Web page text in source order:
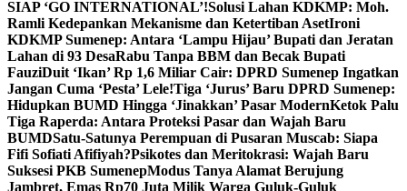
SIAP ‘GO INTERNATIONAL’!Solusi Lahan KDKMP: Moh.
Ramli Kedepankan Mekanisme dan Ketertiban AsetIroni
KDKMP Sumenep: Antara ‘Lampu Hijau’ Bupati dan Jeratan
Lahan di 93 DesaRabu Tanpa BBM dan Becak Bupati
FauziDuit ‘Ikan’ Rp 1,6 Miliar Cair: DPRD Sumenep Ingatkan
Jangan Cuma ‘Pesta’ Lele!Tiga ‘Jurus’ Baru DPRD Sumenep:
Hidupkan BUMD Hingga ‘Jinakkan’ Pasar ModernKetok Palu
Tiga Raperda: Antara Proteksi Pasar dan Wajah Baru
BUMDSatu-Satunya Perempuan di Pusaran Muscab: Siapa
Fifi Sofiati Afifiyah?Psikotes dan Meritokrasi: Wajah Baru
Suksesi PKB SumenepModus Tanya Alamat Berujung
Jambret, Emas Rp70 Juta Milik Warga Guluk-Guluk